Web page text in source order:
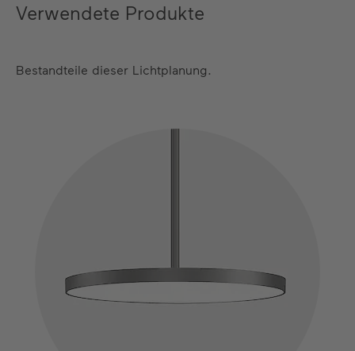
Verwendete Produkte
Bestandteile dieser Lichtplanung.